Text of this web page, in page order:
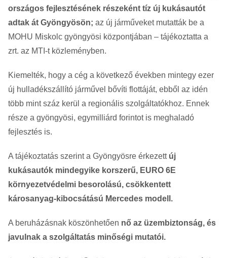
országos fejlesztésének részeként tíz új kukásautót
adtak át Gyöngyösön; az új járműveket mutatták be a
MOHU Miskolc gyöngyösi központjában – tájékoztatta a
zrt. az MTI-t közleményben.
Kiemelték, hogy a cég a következő években mintegy ezer
új hulladékszállító járművel bővíti flottáját, ebből az idén
több mint száz kerül a regionális szolgáltatókhoz. Ennek
része a gyöngyösi, egymilliárd forintot is meghaladó
fejlesztés is.
A tájékoztatás szerint a Gyöngyösre érkezett új
kukásautók mindegyike korszerű, EURO 6E
környezetvédelmi besorolású, csökkentett
károsanyag-kibocsátású Mercedes modell.
A beruházásnak köszönhetően nő az üzembiztonság, és
javulnak a szolgáltatás minőségi mutatói.